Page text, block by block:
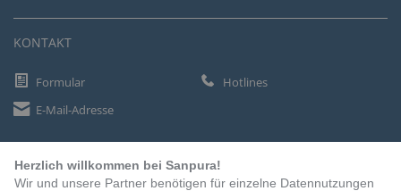
KONTAKT
Formular
Hotlines
E-Mail-Adresse
ZAHLUNGSARTEN
Herzlich willkommen bei Sanpura!
Wir und unsere Partner benötigen für einzelne Datennutzungen